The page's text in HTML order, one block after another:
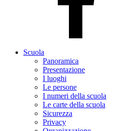
Scuola
Panoramica
Presentazione
I luoghi
Le persone
I numeri della scuola
Le carte della scuola
Sicurezza
Privacy